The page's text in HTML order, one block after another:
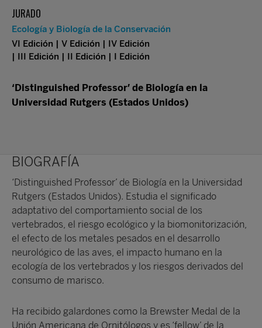
JURADO
Ecología y Biología de la Conservación
VI Edición | V Edición | IV Edición
| III Edición | II Edición | I Edición
‘Distinguished Professor’ de Biología en la
Universidad Rutgers (Estados Unidos)
BIOGRAFÍA
‘Distinguished Professor’ de Biología en la Universidad
Rutgers (Estados Unidos). Estudia el significado
adaptativo del comportamiento social de los
vertebrados, el riesgo ecológico y la biomonitorización,
el efecto de los metales pesados en el desarrollo
neurológico de las aves, el impacto humano en la
ecología de los vertebrados y los riesgos derivados del
consumo de marisco.
Ha recibido galardones como la Brewster Medal de la
Unión Americana de Ornitólogos y es ‘fellow’ de la